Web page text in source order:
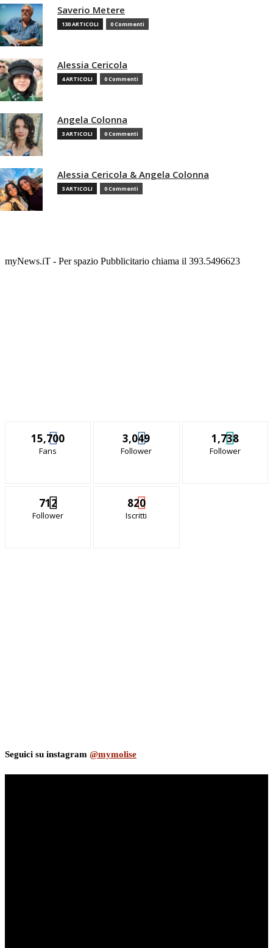
Saverio Metere
130 ARTICOLI 0 Commenti
Alessia Cericola
4 ARTICOLI 0 Commenti
Angela Colonna
3 ARTICOLI 0 Commenti
Alessia Cericola & Angela Colonna
3 ARTICOLI 0 Commenti
myNews.iT - Per spazio Pubblicitario chiama il 393.5496623
15,700
Fans
3,049
Follower
1,738
Follower
712
Follower
820
Iscritti
Seguici su instagram @mymolise